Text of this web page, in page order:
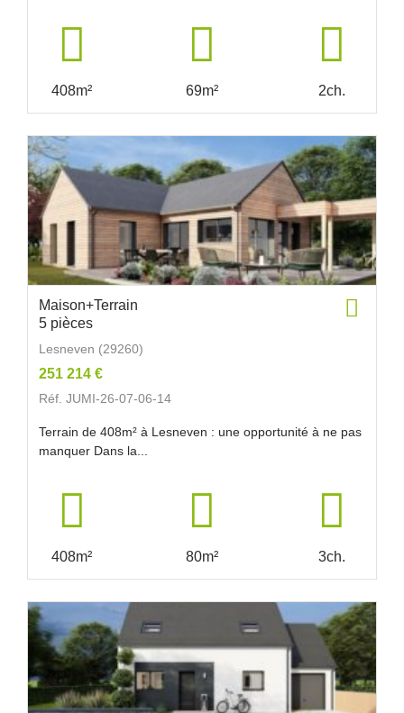
408m² 69m² 2ch.
Maison+Terrain
5 pièces
Lesneven (29260)
251 214 €
Réf. JUMI-26-07-06-14
Terrain de 408m² à Lesneven : une opportunité à ne pas
manquer Dans la...
408m² 80m² 3ch.